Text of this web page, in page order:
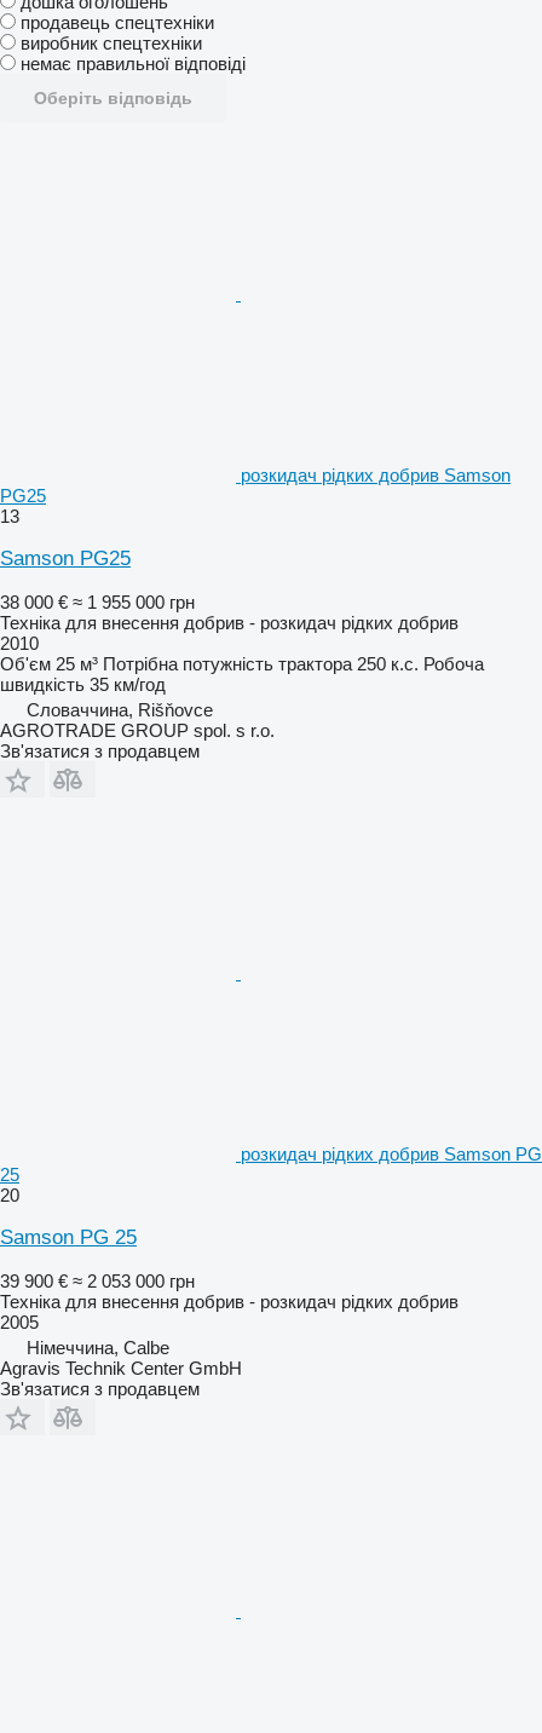
продавець спецтехніки
виробник спецтехніки
немає правильної відповіді
Оберіть відповідь
розкидач рідких добрив Samson
PG25
13
Samson PG25
38 000 € ≈ 1 955 000 грн
Техніка для внесення добрив - розкидач рідких добрив
2010
Об'єм 25 м³ Потрібна потужність трактора 250 к.с. Робоча
швидкість 35 км/год
Словаччина, Rišňovce
AGROTRADE GROUP spol. s r.o.
Зв'язатися з продавцем
розкидач рідких добрив Samson PG
25
20
Samson PG 25
39 900 € ≈ 2 053 000 грн
Техніка для внесення добрив - розкидач рідких добрив
2005
Німеччина, Calbe
Agravis Technik Center GmbH
Зв'язатися з продавцем